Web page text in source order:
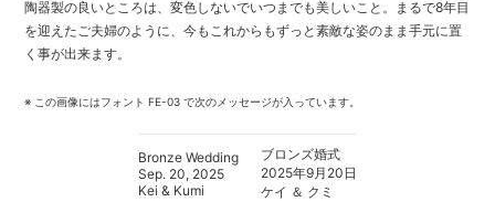
陶器製の良いところは、変色しないでいつまでも美しいこと。まるで8年目
を迎えたご夫婦のように、今もこれからもずっと素敵な姿のまま手元に置
く事が出来ます。
※ この画像にはフォント FE-03 で次のメッセージが入っています。
Bronze Wedding
Sep. 20, 2025
Kei & Kumi
ブロンズ婚式
2025年9月20日
ケイ ＆ クミ